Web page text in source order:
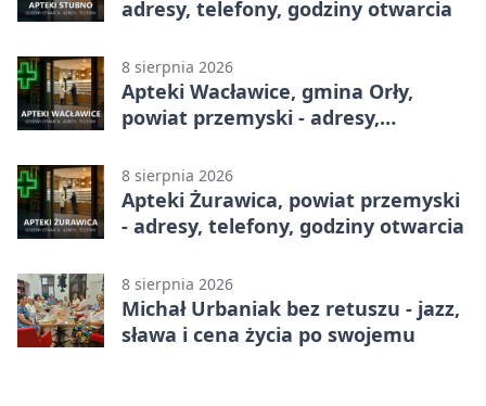
adresy, telefony, godziny otwarcia
8 sierpnia 2026
Apteki Wacławice, gmina Orły,
powiat przemyski - adresy,
8 sierpnia 2026
Apteki Żurawica, powiat przemyski
- adresy, telefony, godziny otwarcia
8 sierpnia 2026
Michał Urbaniak bez retuszu - jazz,
sława i cena życia po swojemu